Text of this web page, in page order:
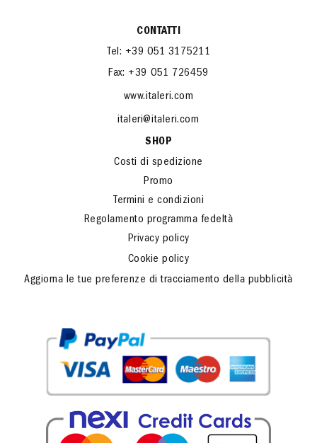
CONTATTI
Tel: +39 051 3175211
Fax: +39 051 726459
www.italeri.com
italeri@italeri.com
SHOP
Costi di spedizione
Promo
Termini e condizioni
Regolamento programma fedeltà
Privacy policy
Cookie policy
Aggiorna le tue preferenze di tracciamento della pubblicità